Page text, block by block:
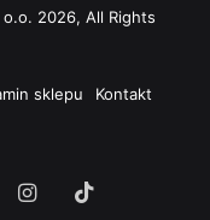
2026, All Rights
sklepu
Kontakt
Instagram